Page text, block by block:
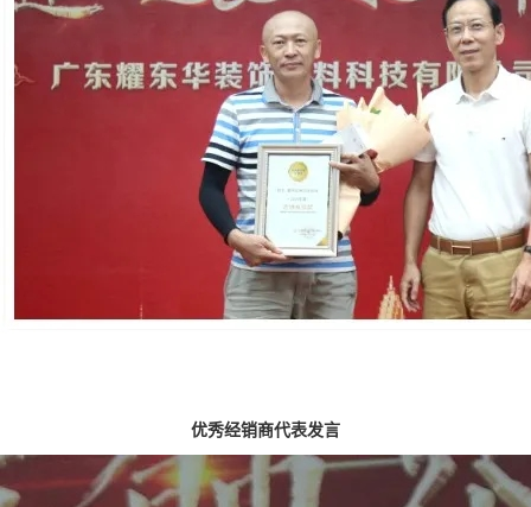
优秀经销商代表发言